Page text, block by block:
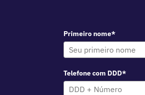
Primeiro nome*
Telefone com DDD*